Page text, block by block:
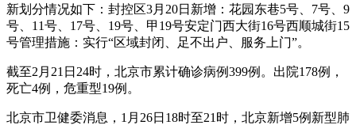
新划分情况如下：封控区3月20日新增：花园东巷5号、7号、9
号、11号、17号、19号、甲19号安定门西大街16号西顺城街15
号管理措施：实行“区域封闭、足不出户、服务上门”。
截至2月21日24时，北京市累计确诊病例399例。出院178例，
死亡4例，危重型19例。
北京市卫健委消息，1月26日18时至21时，北京新增5例新型肺